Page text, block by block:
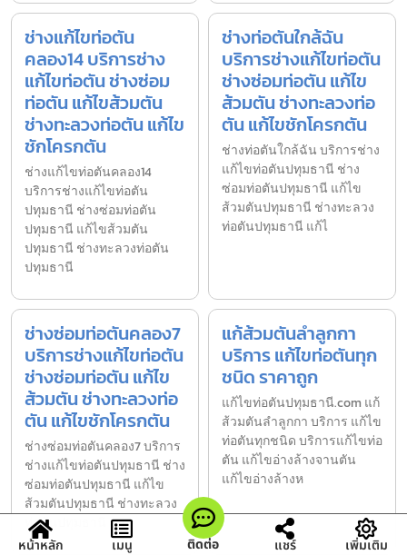
ช่างแก้ไขท่อตัน
คลอง14 บริการช่าง
แก้ไขท่อตัน ช่างซ่อม
ท่อตัน แก้ไขส้วมตัน
ช่างทะลวงท่อตัน แก้ไข
ชักโครกตัน
ช่างแก้ไขท่อตันคลอง14
บริการช่างแก้ไขท่อตัน
ปทุมธานี ช่างซ่อมท่อตัน
ปทุมธานี แก้ไขส้วมตัน
ปทุมธานี ช่างทะลวงท่อตัน
ปทุมธานี
ช่างท่อตันใกล้ฉัน
บริการช่างแก้ไขท่อตัน
ช่างซ่อมท่อตัน แก้ไข
ส้วมตัน ช่างทะลวงท่อ
ตัน แก้ไขชักโครกตัน
ช่างท่อตันใกล้ฉัน บริการช่าง
แก้ไขท่อตันปทุมธานี ช่าง
ซ่อมท่อตันปทุมธานี แก้ไข
ส้วมตันปทุมธานี ช่างทะลวง
ท่อตันปทุมธานี แก้ไ
ช่างซ่อมท่อตันคลอง7
บริการช่างแก้ไขท่อตัน
ช่างซ่อมท่อตัน แก้ไข
ส้วมตัน ช่างทะลวงท่อ
ตัน แก้ไขชักโครกตัน
ช่างซ่อมท่อตันคลอง7 บริการ
ช่างแก้ไขท่อตันปทุมธานี ช่าง
ซ่อมท่อตันปทุมธานี แก้ไข
ส้วมตันปทุมธานี ช่างทะลวง
ท่อตันปทุมธานี แก
แก้ส้วมตันลำลูกกา
บริการ แก้ไขท่อตันทุก
ชนิด ราคาถูก
แก้ไขท่อตันปทุมธานี.com แก้
ส้วมตันลำลูกกา บริการ แก้ไข
ท่อตันทุกชนิด บริการแก้ไขท่อ
ตัน แก้ไขอ่างล้างจานตัน
แก้ไขอ่างล้างห
หน้าหลัก เมนู ติดต่อ แชร์ เพิ่มเติม